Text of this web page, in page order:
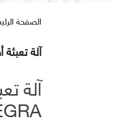
الصفحة
آلة
آلة